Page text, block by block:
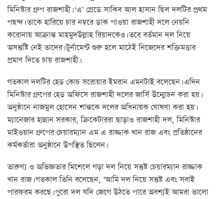
মিনিস্টার গ্রুপ রাজশাহী। ‘এ’ গ্রেডে সাকিব আল হাসান ছিল দলটির প্রথম
পছন্দ। তাকে হারিয়ে চার নম্বরে ডাক পাওয়া রাজশাহী দলে নেয়নি
করোনায় আক্রান্ত মাহমুদউল্লাহ রিয়াদকেও। তবে বর্তমান দল নিয়ে
অসন্তুষ্টি নেই তাদের। টুর্নামেন্ট শুরু হলে মাঠেই নিজেদের শক্তিমত্তার
প্রমাণ দিতে চায় রাজশাহী।
গতকাল দলটির হেড কোচ সরোয়ার ইমরান এমনটাই বলেছেন। এদিন
মিনিস্টার গ্রুপের হেড অফিসে রাজশাহী দলের জার্সি উন্মোচন করা হয়।
অনুষ্ঠানে নাজমুল হোসেন শান্তকে দলের অধিনায়ক ঘোষণা করা হয়।
ম্যানেজার হান্নান সরকার, ক্রিকেটাররা ছাড়াও রাজশাহী দল, মিনিস্টার
মাইওয়ান গ্রুপের চেয়ারম্যান এম এ রাজ্জাক খান রাজ এবং প্রতিষ্ঠানের
কর্মকর্তারা অনুষ্ঠানে উপস্থিত ছিলেন।
তারুণ্য ও অভিজ্ঞতার মিশেলে গড়া দল নিয়ে সন্তুষ্ট চেয়ারম্যান রাজ্জাক
খান রাজ। গতকাল তিনি বলেছেন, ‘আমি দল নিয়ে সন্তুষ্ট এবং সবাই
পারফরম করছে। পুরো দল যদি জেগে উঠতে পারে অবশ্যই আমরা ভালো